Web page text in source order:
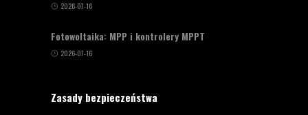
2026-07-16
Fotowoltaika: MPP i kontrolery MPPT
2026-07-16
Zasady bezpieczeństwa